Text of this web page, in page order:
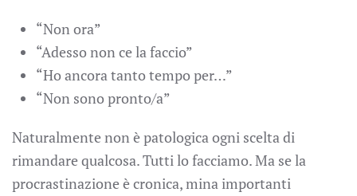
“Non ora”
“Adesso non ce la faccio”
“Ho ancora tanto tempo per…”
“Non sono pronto/a”
Naturalmente non è patologica ogni scelta di
rimandare qualcosa. Tutti lo facciamo. Ma se la
procrastinazione è cronica, mina importanti